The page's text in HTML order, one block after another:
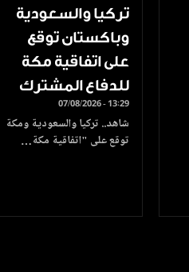
تركيا والسعودية
وباكستان توقع
على اتفاقية مكة
للدفاع المشترك
07/08/2026 - 13:29
شاهد.. تركيا والسعودية ومكة
توقع على "اتفاقية مكة…